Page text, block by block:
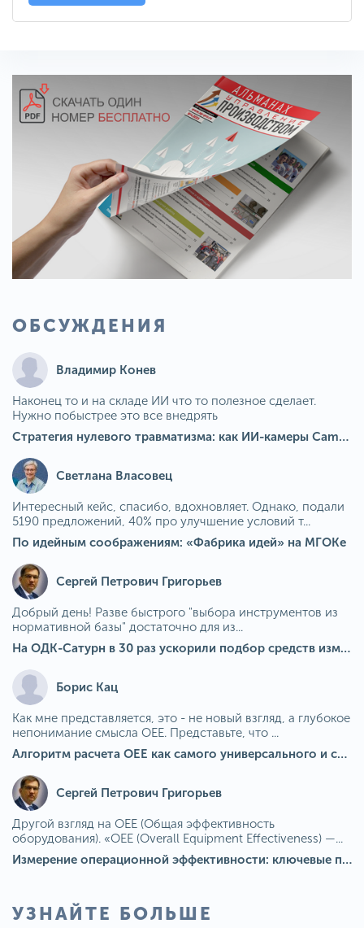
ОБСУЖДЕНИЯ
Владимир Конев
Наконец то и на складе ИИ что то полезное сделает.
Нужно побыстрее это все внедрять
Стратегия нулевого травматизма: как ИИ-камеры Camkord снижают риск наезда на пешехода при работе на погрузчике
Светлана Власовец
Интересный кейс, спасибо, вдохновляет. Однако, подали
5190 предложений, 40% про улучшение условий т...
По идейным соображениям: «Фабрика идей» на МГОКе
Сергей Петрович Григорьев
Добрый день! Разве быстрого "выбора инструментов из
нормативной базы" достаточно для из...
На ОДК-Сатурн в 30 раз ускорили подбор средств измерения для контроля качества продукции
Борис Кац
Как мне представляется, это - не новый взгляд, а глубокое
непонимание смысла OEE. Представьте, что ...
Алгоритм расчета ОЕЕ как самого универсального и современного показателя эффективности оборудования в мире
Сергей Петрович Григорьев
Другой взгляд на OEE (Общая эффективность
оборудования). «OEE (Overall Equipment Effectiveness) —...
Измерение операционной эффективности: ключевые показатели для непрерывного совершенствования
УЗНАЙТЕ БОЛЬШЕ